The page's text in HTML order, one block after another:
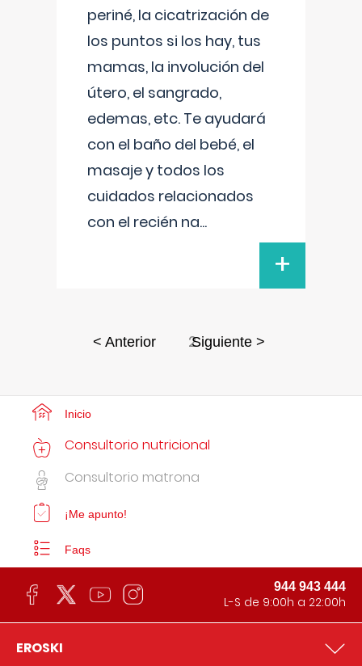
periné, la cicatrización de
los puntos si los hay, tus
mamas, la involución del
útero, el sangrado,
edemas, etc. Te ayudará
con el baño del bebé, el
masaje y todos los
cuidados relacionados
con el recién na...
+
< Anterior 2Siguiente >
Inicio
Consultorio nutricional
Consultorio matrona
¡Me apunto!
Faqs
944 943 444
L-S de 9:00h a 22:00h
EROSKI